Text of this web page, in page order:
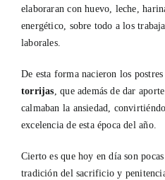
elaboraran con huevo, leche,
energético, sobre todo a los
laborales.
De esta forma nacieron los postres
torrijas, que además de dar
calmaban la ansiedad,
excelencia de esta época del año.
Cierto es que hoy en día son
tradición del sacrificio y